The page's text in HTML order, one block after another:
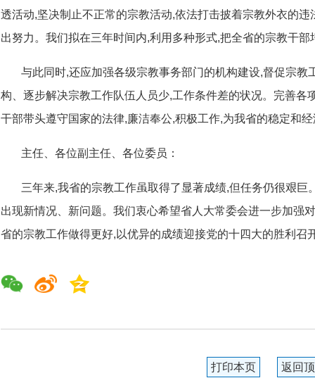
透活动,坚决制止不正常的宗教活动,依法打击披着宗教外衣的违
出努力。我们拟在三年时间内,利用多种形式,把全省的宗教干部
与此同时,还应加强各级宗教事务部门的机构建设,督促宗
构、逐步解决宗教工作队伍人员少,工作条件差的状况。完善各
干部带头遵守国家的法律,廉洁奉公,积极工作,为我省的稳定和
主任、各位副主任、各位委员：
三年来,我省的宗教工作虽取得了显著成绩,但任务仍很艰
出现新情况、新问题。我们衷心希望省人大常委会进一步加强
省的宗教工作做得更好,以优异的成绩迎接党的十四大的胜利召
打印本页 返回